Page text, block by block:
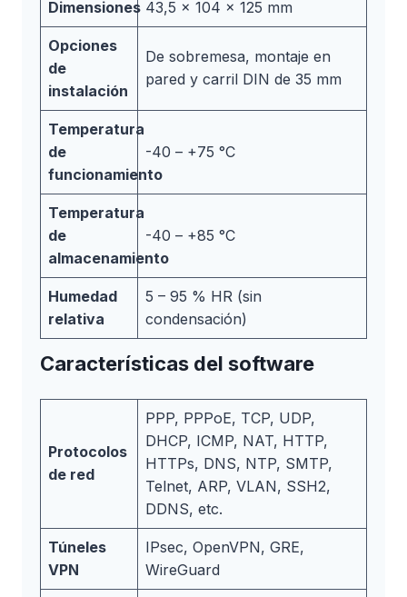
Dimensiones 43,5 x 104 x 125 mm
Opciones
de
instalación
De sobremesa, montaje en
pared y carril DIN de 35 mm
Temperatura
de
funcionamiento
-40 – +75 °C
Temperatura
de
almacenamiento
-40 – +85 °C
Humedad
relativa
5 – 95 % HR (sin
condensación)
Características del software
Protocolos
de red
PPP, PPPoE, TCP, UDP,
DHCP, ICMP, NAT, HTTP,
HTTPs, DNS, NTP, SMTP,
Telnet, ARP, VLAN, SSH2,
DDNS, etc.
Túneles
VPN
IPsec, OpenVPN, GRE,
WireGuard